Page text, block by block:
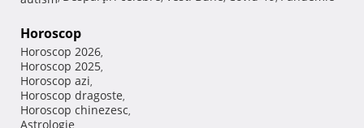
Horoscop
Horoscop 2026,
Horoscop 2025,
Horoscop azi,
Horoscop dragoste,
Horoscop chinezesc,
Astrologie